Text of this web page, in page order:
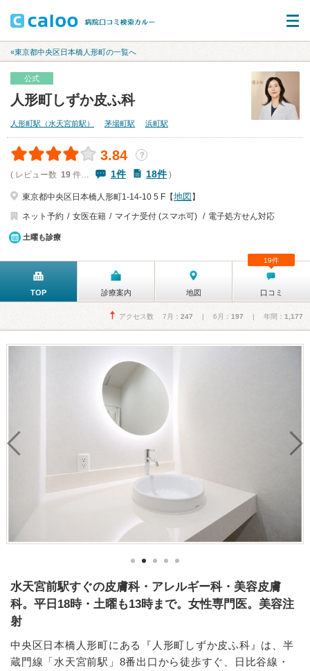
«東京都中央区日本橋人形町の一覧へ
公式
人形町しずか皮ふ科
人形町駅（水天宮前駅） 茅場町駅 浜町駅
3.84
？
( レビュー数 19 件… 1件 18件)
東京都中央区日本橋人形町1-14-10 5 F【地図 】
ネット予約
女医在籍 マイナ受付 (スマホ可) 電子処方せん対応
土曜も診療
TOP 診療案内 地図 口コミ
19件
アクセス数 7月： 247 | 6月： 197 | 年間： 1,177
水天宮前駅すぐの皮膚科・アレルギー科・美容皮膚
科。平日18時・土曜も13時まで。女性専門医。美容注
射
中央区日本橋人形町にある『人形町しずか皮ふ科』は、半
蔵門線「水天宮前駅」8番出口から徒歩すぐ、日比谷線・